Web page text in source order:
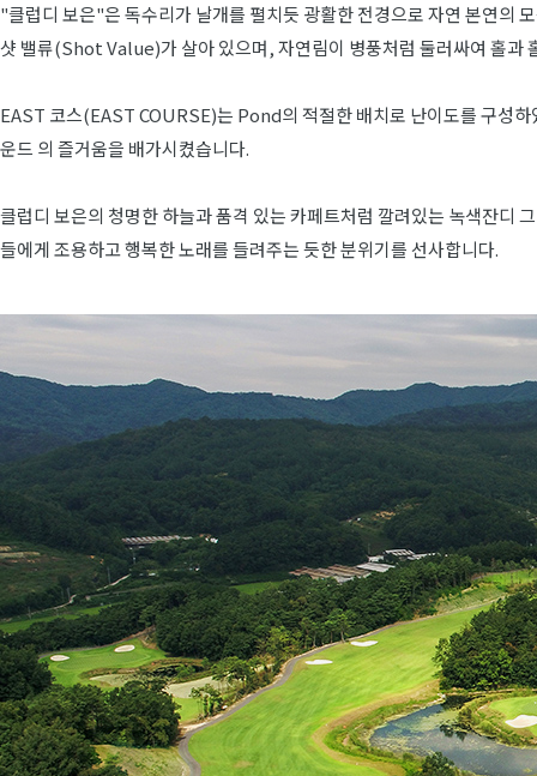
"클럽디 보은"은 독수리가 날개를 펼치듯 광활한 전경으로 자연 본연의
샷 밸류(Shot Value)가 살아 있으며, 자연림이 병풍처럼 둘러싸여 홀과
EAST 코스(EAST COURSE)는 Pond의 적절한 배치로 난이도를 구성
운드 의 즐거움을 배가시켰습니다.
클럽디 보은의 청명한 하늘과 품격 있는 카페트처럼 깔려있는 녹색잔디
들에게 조용하고 행복한 노래를 들려주는 듯한 분위기를 선사합니다.